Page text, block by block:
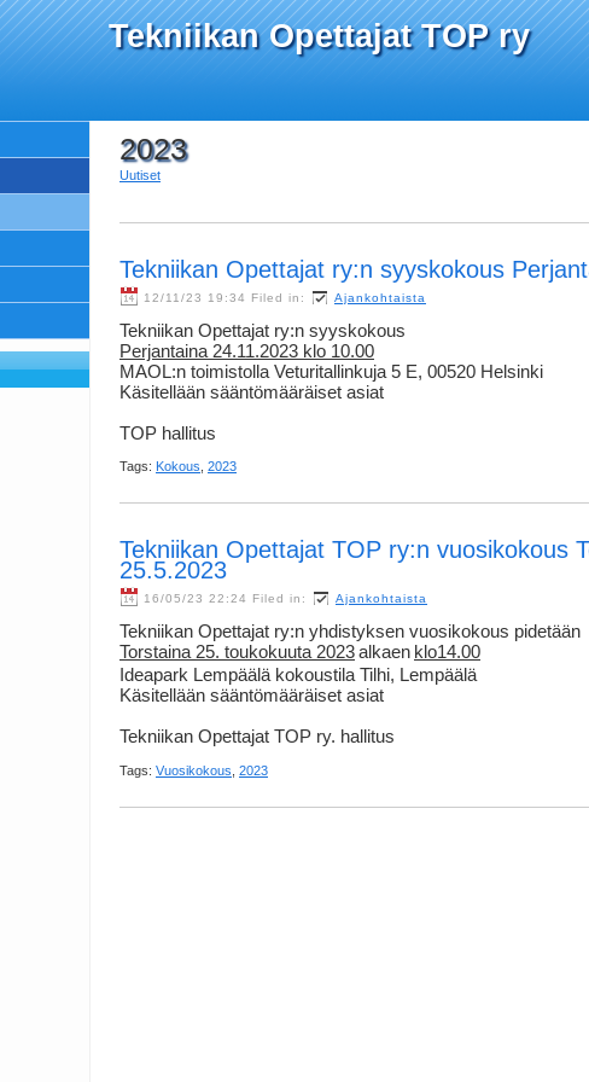
Tekniikan Opettajat TOP ry
2023
Uutiset
Tekniikan Opettajat ry:n syyskokous
12/11/23 19:34 Filed in: Ajankohtaista
Tekniikan Opettajat ry:n syyskokous
Perjantaina 24.11.2023 klo 10.00
MAOL:n toimistolla Veturitallinkuja 5 E, 00520 Helsinki
Käsitellään sääntömääräiset asiat
TOP hallitus
Tags: Kokous 2023
Tekniikan Opettajat TOP ry:n vuosikokous
25.5.2023
16/05/23 22:24 Filed in: Ajankohtaista
Tekniikan Opettajat ry:n yhdistyksen vuosikokous pidetään
Torstaina 25. toukokuuta 2023alkaen klo14.00
Ideapark Lempäälä kokoustila Tilhi, Lempäälä
Käsitellään sääntömääräiset asiat
Tekniikan Opettajat TOP ry. hallitus
Tags: Vuosikokous 2023